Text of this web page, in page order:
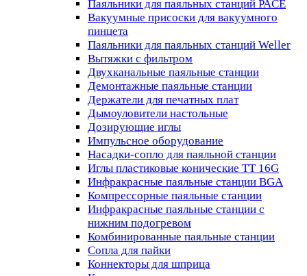
Паяльники для паяльных станций PACE
Вакуумные присоски для вакуумного
пинцета
Паяльники для паяльных станций Weller
Вытяжки с фильтром
Двухканальные паяльные станции
Демонтажные паяльные станции
Держатели для печатных плат
Дымоуловители настольные
Дозирующие иглы
Импульсное оборудование
Насадки-сопло для паяльной станции
Иглы пластиковые конические TT 16G
Инфракрасные паяльные станции BGA
Компрессорные паяльные станции
Инфракрасные паяльные станции с
нижним подогревом
Комбинированные паяльные станции
Сопла для пайки
Коннекторы для шприца